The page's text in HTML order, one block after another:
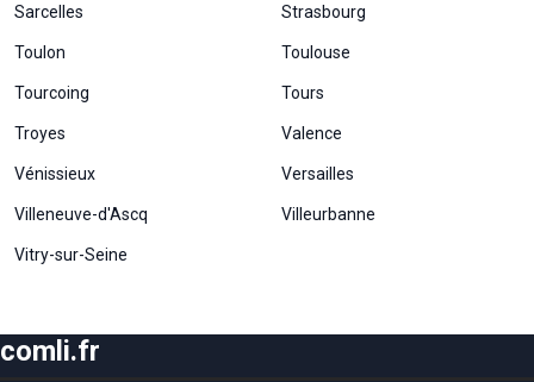
Sarcelles Strasbourg
Toulon Toulouse
Tourcoing Tours
Troyes Valence
Vénissieux Versailles
Villeneuve-d'Ascq Villeurbanne
Vitry-sur-Seine
comli.fr
fonctionnalité
du site Web,
de la façon
Web est
utilisé.
Experience
Afin que notre
aussi bien que
possible lors